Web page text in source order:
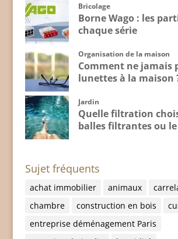
Bricolage
Borne Wago : les
chaque série
Organisation de la maison
Comment ne jamais
lunettes à la maison
Jardin
Quelle filtration
balles filtrantes ou le
Sujet fréquents
achat immobilier animaux
chambre
construction en bois
entreprise déménagement Paris